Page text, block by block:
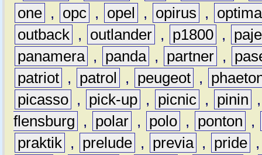
one , opc , opel , opirus ,
optima
outback , outlander , p1800 ,
panamera , panda , partner ,
patriot , patrol , peugeot ,
picasso , pick-up , picnic , pinin
flensburg
, polar , polo , ponton
,
praktik , prelude , previa , pride